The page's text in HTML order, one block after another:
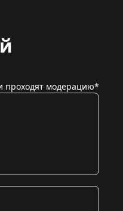
проходят модерацию*